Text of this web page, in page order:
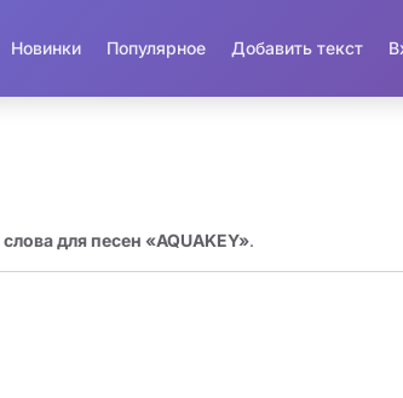
Новинки Популярное Добавить текст
слова для песен «AQUAKEY».